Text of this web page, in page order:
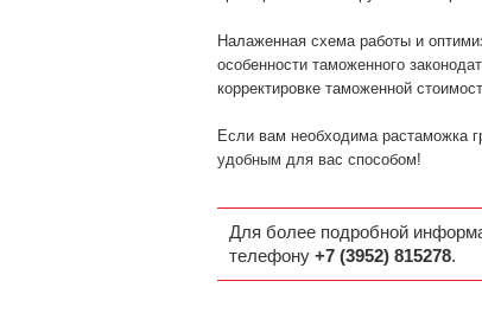
Налаженная схема работы и
особенности таможенного
корректировке таможенной
Если вам необходима растаможка
удобным для вас способом!
Для более подробной
телефону +7 (3952) 815278.